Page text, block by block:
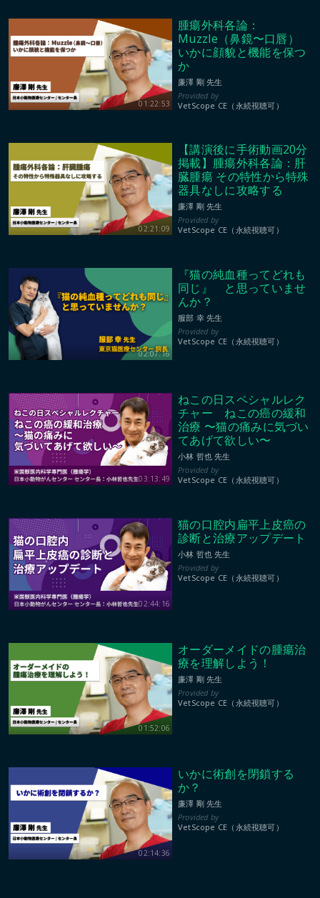
01:22:53
腫瘍外科各論：
Muzzle（鼻鏡〜口唇）
いかに顔貌と機能を保つ
か
廉澤 剛 先生
VetScope CE（永続視聴可）
02:21:09
【講演後に手術動画20分
掲載】腫瘍外科各論：肝
臓腫瘍 その特性から特殊
器具なしに攻略する
廉澤 剛 先生
VetScope CE（永続視聴可）
02:07:16
『猫の純血種ってどれも
同じ』 と思っていませ
んか？
服部 幸 先生
VetScope CE（永続視聴可）
03:13:49
ねこの日スペシャルレク
チャー ねこの癌の緩和
治療 〜猫の痛みに気づい
てあげて欲しい〜
小林 哲也 先生
VetScope CE（永続視聴可）
02:44:16
猫の口腔内扁平上皮癌の
診断と治療アップデート
小林 哲也 先生
VetScope CE（永続視聴可）
01:52:06
オーダーメイドの腫瘍治
療を理解しよう！
廉澤 剛 先生
VetScope CE（永続視聴可）
02:14:36
いかに術創を閉鎖する
か？
廉澤 剛 先生
VetScope CE（永続視聴可）